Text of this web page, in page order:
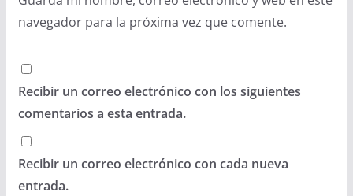
navegador para la próxima vez que comente.
Recibir un correo electrónico con los siguientes
comentarios a esta entrada.
Recibir un correo electrónico con cada nueva
entrada.